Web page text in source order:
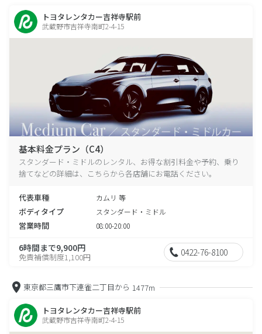
トヨタレンタカー吉祥寺駅前
武蔵野市吉祥寺南町2-4-15
基本料金プラン（C4）
スタンダード・ミドルのレンタル、お得な割引料金や予約、乗り
捨てなどの詳細は、こちらから各店舗にお電話ください。
代表車種 カムリ 等
ボディタイプ スタンダード・ミドル
営業時間 08:00-20:00
6時間まで9,900円
免責補償制度1,100円 0422-76-8100
東京都三鷹市下連雀二丁目から 1477m
トヨタレンタカー吉祥寺駅前
武蔵野市吉祥寺南町2-4-15